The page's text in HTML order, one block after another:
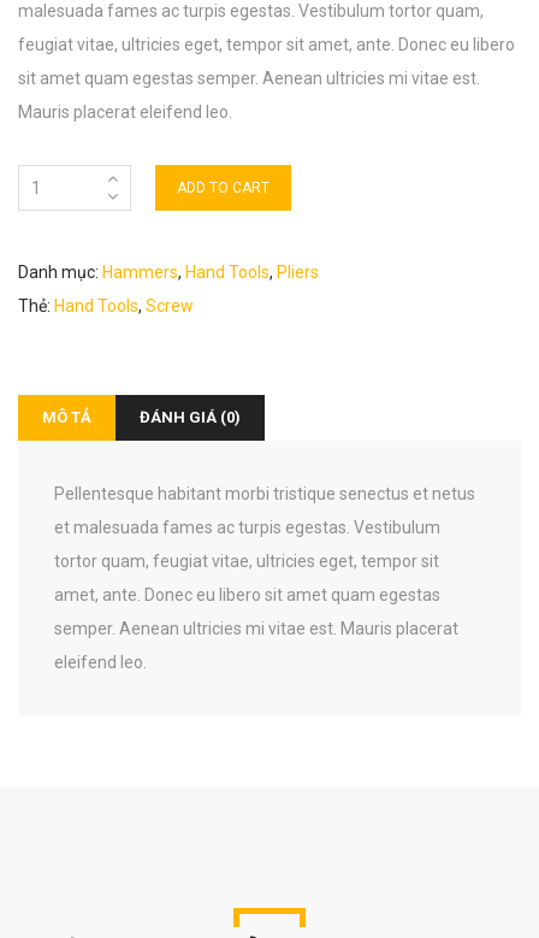
Email address:
malesuada fames ac turpis egestas. Vestibulum tortor quam,
feugiat vitae, ultricies eget, tempor sit amet, ante. Donec eu libero
sit amet quam egestas semper. Aenean ultricies mi vitae est.
Mauris placerat eleifend leo.
ADD TO CART
Danh mục: Hammers, Hand Tools, Pliers
Thẻ: Hand Tools, Screw
MÔ TẢ ĐÁNH GIÁ (0)
Pellentesque habitant morbi tristique senectus et netus
et malesuada fames ac turpis egestas. Vestibulum
tortor quam, feugiat vitae, ultricies eget, tempor sit
amet, ante. Donec eu libero sit amet quam egestas
semper. Aenean ultricies mi vitae est. Mauris placerat
eleifend leo.